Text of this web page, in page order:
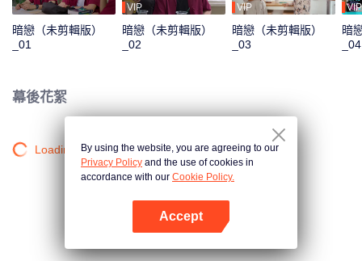
暗戀（未剪輯版）
_01
VIP
暗戀（未剪輯版）
_02
VIP
暗戀（未剪輯版）
_03
VIP
暗
_04
幕後花絮
Loading…By using the website, you are agreeing to our
Privacy Policy and the use of cookies in
accordance with our Cookie Policy.
Accept